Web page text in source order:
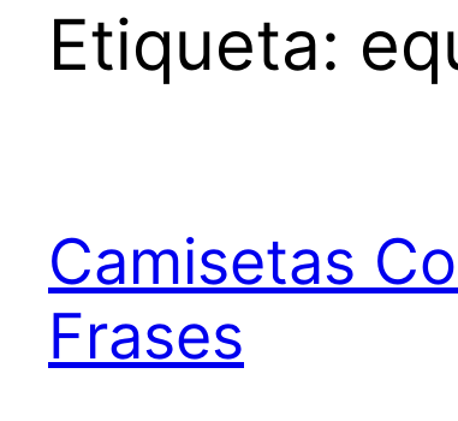
Etiqueta:
Camisetas
Frases